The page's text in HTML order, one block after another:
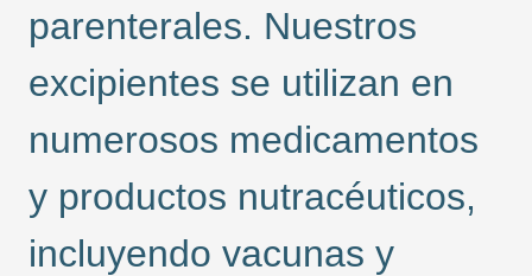
parenterales. Nuestros
excipientes se utilizan en
numerosos medicamentos
y productos nutracéuticos,
incluyendo vacunas y